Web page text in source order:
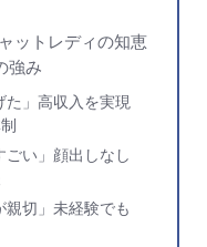
ットレディの知恵
強み
」高収入を実現
い」顔出しなし
切」未経験でも